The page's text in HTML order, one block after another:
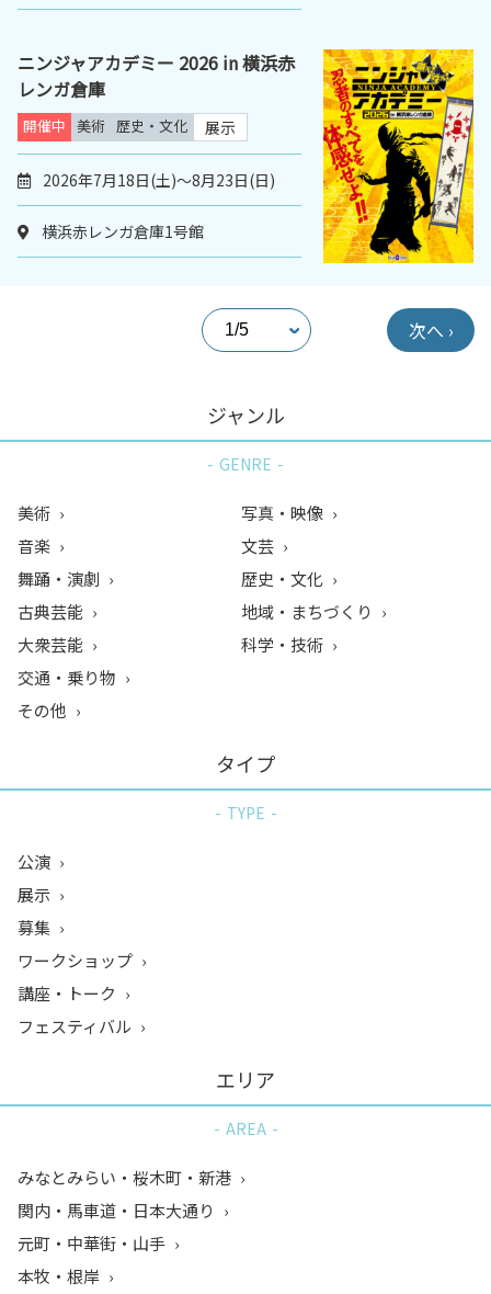
ニンジャアカデミー 2026 in 横浜赤
レンガ倉庫
開催中 美術 歴史・文化 展示
2026年7月18日(土)～8月23日(日)
横浜赤レンガ倉庫1号館
次へ ›
ジャンル
GENRE
美術
音楽
舞踊・演劇
古典芸能
大衆芸能
写真・映像
文芸
歴史・文化
地域・まちづくり
科学・技術
交通・乗り物
その他
タイプ
TYPE
公演
展示
募集
ワークショップ
講座・トーク
フェスティバル
エリア
AREA
みなとみらい・桜木町・新港
関内・馬車道・日本大通り
元町・中華街・山手
本牧・根岸